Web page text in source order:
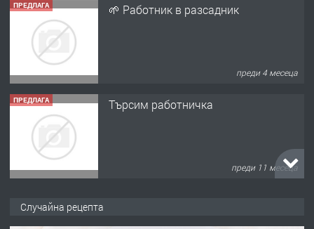
ПРЕДЛАГА
ПРЕДЛАГА
Продава употребявани чисти и
преди 1 година
Случайна рецепта